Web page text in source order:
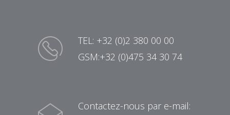
TEL: +32 (0)2 380 00 00
GSM:+32 (0)475 34 30 74
Contactez-nous par e-mail: